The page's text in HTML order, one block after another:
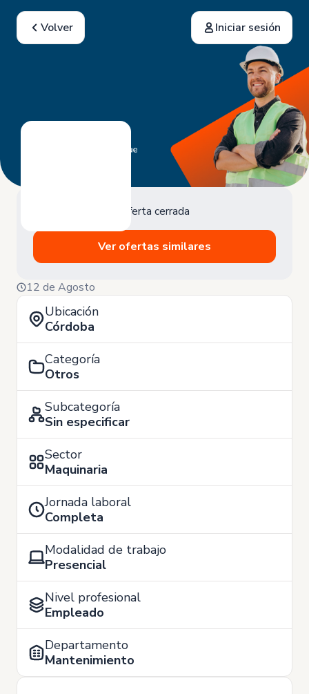
Volver Iniciar sesión
Oferta cerrada
Ver ofertas similares
12 de Agosto
Ubicación
Córdoba
Categoría
Otros
Subcategoría
Sin especificar
Sector
Maquinaria
Jornada laboral
Completa
Modalidad de trabajo
Presencial
Nivel profesional
Empleado
Departamento
Mantenimiento